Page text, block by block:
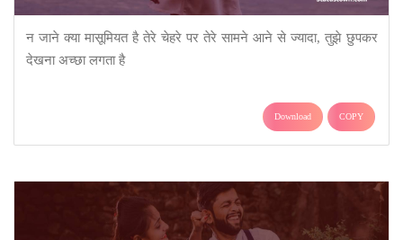
न जाने क्या मासूमियत है तेरे चेहरे पर तेरे सामने आने से ज्यादा, तुझे छुपकर
देखना अच्छा लगता है
Download COPY